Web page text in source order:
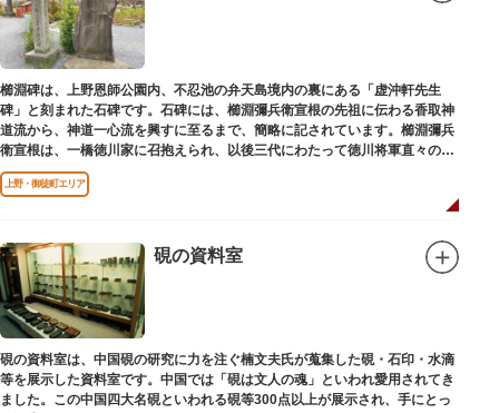
櫛淵碑は、上野恩師公園内、不忍池の弁天島境内の裏にある「虚沖軒先生
碑」と刻まれた石碑です。石碑には、櫛淵彌兵衛宣根の先祖に伝わる香取神
道流から、神道一心流を興すに至るまで、簡略に記されています。櫛淵彌兵
衛宣根は、一橋徳川家に召抱えられ、以後三代にわたって徳川将軍直々の護
衛役として仕えました。
上野・御徒町エリア
硯の資料室
硯の資料室は、中国硯の研究に力を注ぐ楠文夫氏が蒐集した硯・石印・水滴
等を展示した資料室です。中国では「硯は文人の魂」といわれ愛用されてき
ました。この中国四大名硯といわれる硯等300点以上が展示され、手にとっ